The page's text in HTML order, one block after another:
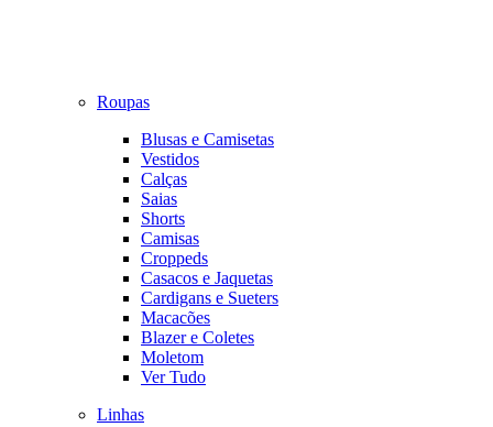
Roupas
Blusas e Camisetas
Vestidos
Calças
Saias
Shorts
Camisas
Croppeds
Casacos e Jaquetas
Cardigans e Sueters
Macacões
Blazer e Coletes
Moletom
Ver Tudo
Linhas